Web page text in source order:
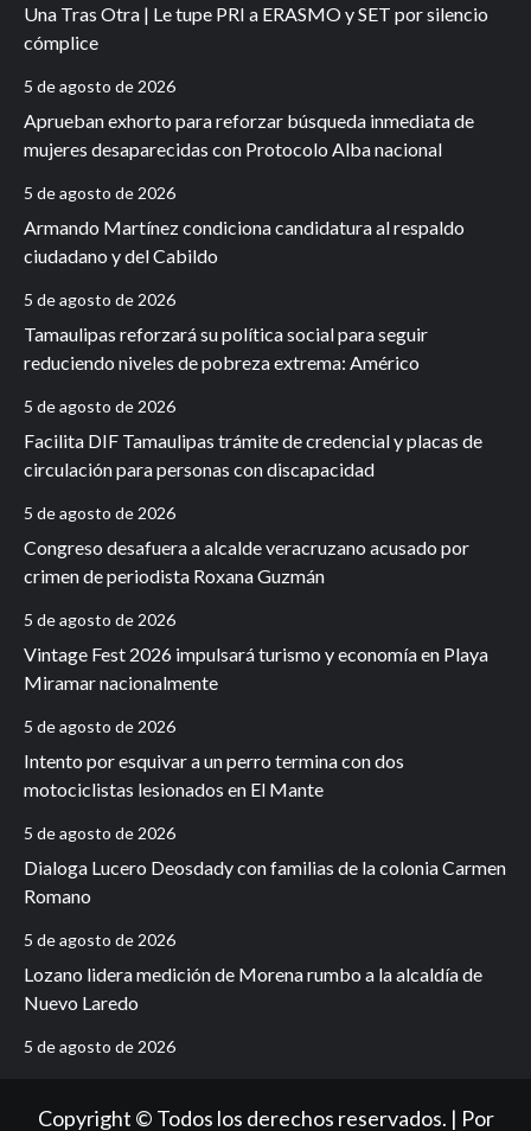
Una Tras Otra | Le tupe PRI a ERASMO y SET por silencio
cómplice
5 de agosto de 2026
Aprueban exhorto para reforzar búsqueda inmediata de
mujeres desaparecidas con Protocolo Alba nacional
5 de agosto de 2026
Armando Martínez condiciona candidatura al respaldo
ciudadano y del Cabildo
5 de agosto de 2026
Tamaulipas reforzará su política social para seguir
reduciendo niveles de pobreza extrema: Américo
5 de agosto de 2026
Facilita DIF Tamaulipas trámite de credencial y placas de
circulación para personas con discapacidad
5 de agosto de 2026
Congreso desafuera a alcalde veracruzano acusado por
crimen de periodista Roxana Guzmán
5 de agosto de 2026
Vintage Fest 2026 impulsará turismo y economía en Playa
Miramar nacionalmente
5 de agosto de 2026
Intento por esquivar a un perro termina con dos
motociclistas lesionados en El Mante
5 de agosto de 2026
Dialoga Lucero Deosdady con familias de la colonia Carmen
Romano
5 de agosto de 2026
Lozano lidera medición de Morena rumbo a la alcaldía de
Nuevo Laredo
5 de agosto de 2026
Copyright © Todos los derechos reservados. | Por